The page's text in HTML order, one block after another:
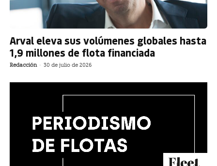
Arval eleva sus volúmenes globales hasta
1,9 millones de flota financiada
Redacción - 30 de julio de 2026